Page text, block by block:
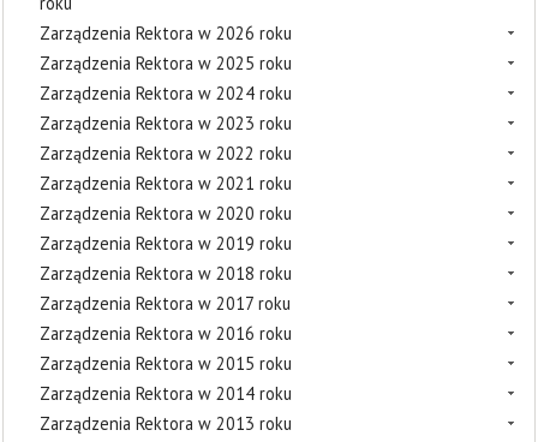
Zarządzenia Rektora w 2026 roku
Zarządzenia Rektora w 2025 roku
Zarządzenia Rektora w 2024 roku
Zarządzenia Rektora w 2023 roku
Zarządzenia Rektora w 2022 roku
Zarządzenia Rektora w 2021 roku
Zarządzenia Rektora w 2020 roku
Zarządzenia Rektora w 2019 roku
Zarządzenia Rektora w 2018 roku
Zarządzenia Rektora w 2017 roku
Zarządzenia Rektora w 2016 roku
Zarządzenia Rektora w 2015 roku
Zarządzenia Rektora w 2014 roku
Zarządzenia Rektora w 2013 roku